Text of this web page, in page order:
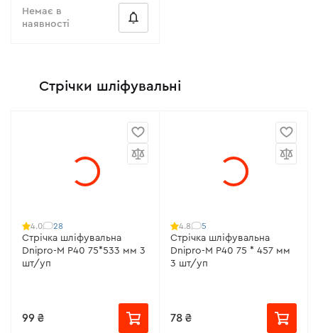
Немає в
наявності
Стрічки шліфувальні
4.0 28
Стрічка шліфувальна
Dnipro-M Р40 75*533 мм 3
шт/уп
99 ₴
4.8 5
Стрічка шліфувальна
Dnipro-M Р40 75 * 457 мм
3 шт/уп
78 ₴